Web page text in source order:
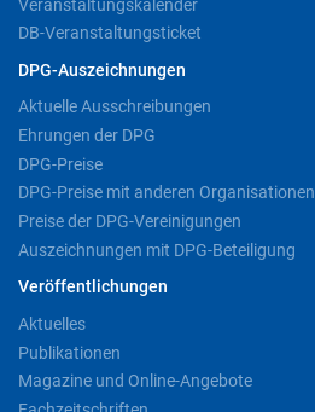
Veranstaltungskalender
DB-Veranstaltungsticket
DPG-Auszeichnungen
Aktuelle Ausschreibungen
Ehrungen der DPG
DPG-Preise
DPG-Preise mit anderen Organisationen
Preise der DPG-Vereinigungen
Auszeichnungen mit DPG-Beteiligung
Veröffentlichungen
Aktuelles
Publikationen
Magazine und Online-Angebote